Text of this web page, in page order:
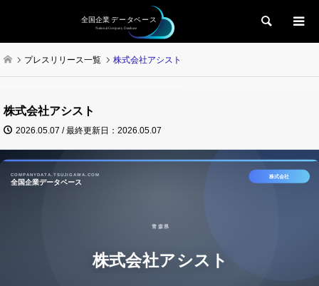
検索
プレスリリース一覧 株式会社アシスト
株式会社アシスト
2026.05.07 / 最終更新日：2026.05.07